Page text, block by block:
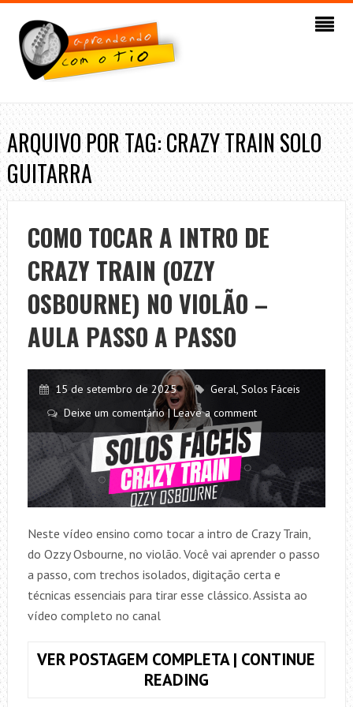
ARQUIVO POR TAG: CRAZY TRAIN SOLO
GUITARRA
COMO TOCAR A INTRO DE
CRAZY TRAIN (OZZY
OSBOURNE) NO VIOLÃO –
AULA PASSO A PASSO
15 de setembro de 2025 Geral, Solos Fáceis
Deixe um comentário | Leave a comment
Neste vídeo ensino como tocar a intro de Crazy Train,
do Ozzy Osbourne, no violão. Você vai aprender o passo
a passo, com trechos isolados, digitação certa e
técnicas essenciais para tirar esse clássico. Assista ao
vídeo completo no canal
VER POSTAGEM COMPLETA | CONTINUE
READINGCOMO